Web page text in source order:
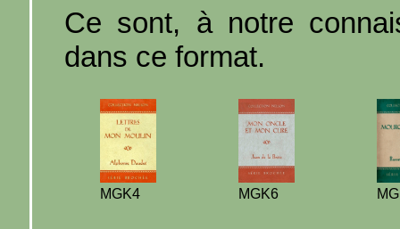
Ce sont, à notre
dans ce format.
MGK4 MGK6